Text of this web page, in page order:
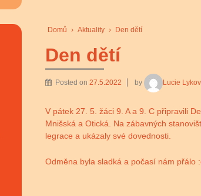
Domů › Aktuality › Den dětí
Den dětí
Posted on27.5.2022 by Lucie
V pátek 27. 5. žáci 9. A a 9. C připravili
Mnišská a Otická. Na zábavných
legrace a ukázaly své dovednosti.
Odměna byla sladká a počasí nám přálo